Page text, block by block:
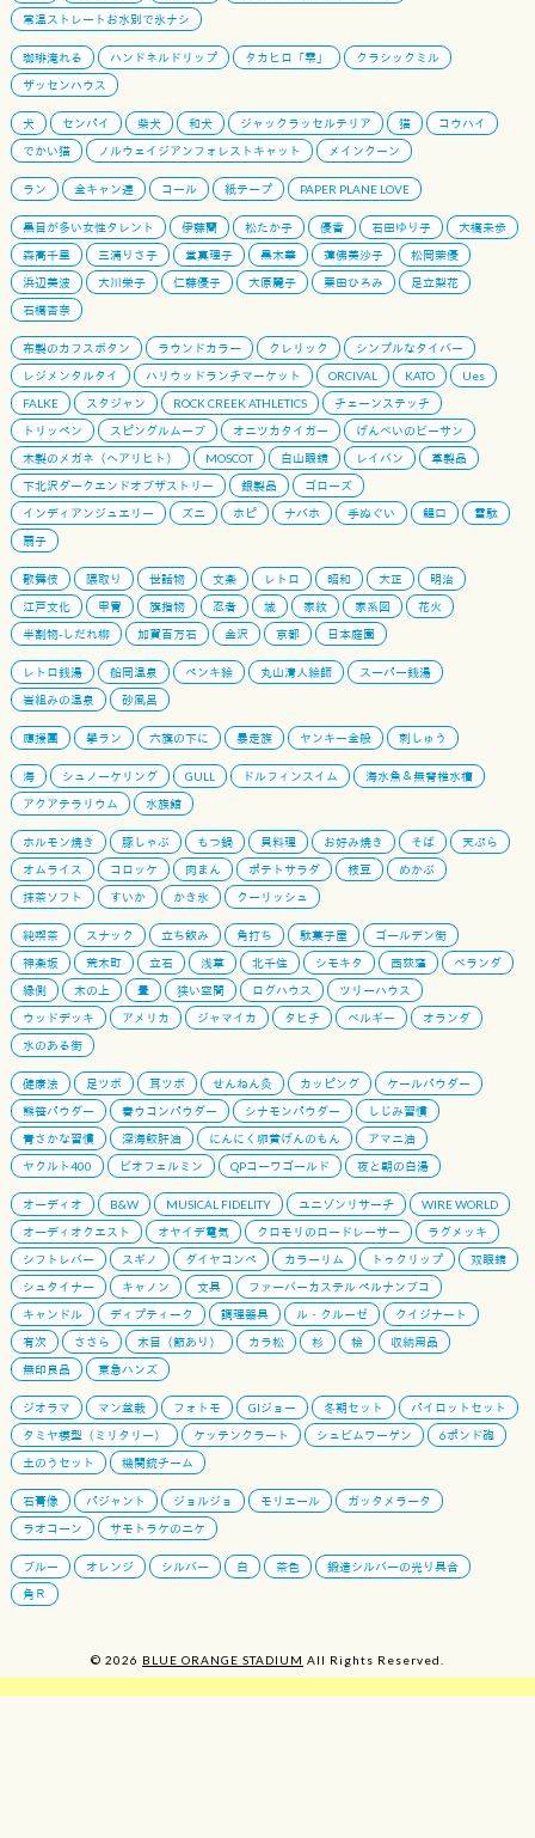
常温ストレートお水別で氷ナシ
珈琲淹れる ハンドネルドリップ タカヒロ「雫」
クラシックミル
ザッセンハウス
犬 センパイ 柴犬 和犬 ジャックラッセルテリア 猫
コウハイ
でかい猫
ノルウェイジアンフォレストキャット メインクーン
ラン 全キャン連 コール 紙テープ PAPER PLANE LOVE
黒目が多い女性タレント 伊藤蘭 松たか子 優香 石田ゆり子
大橋未歩
森高千里
三浦りさ子 堂真理子 黒木華 蓮佛美沙子
松岡茉優
浜辺美波
大川栄子 仁藤優子 大原麗子 栗田ひろみ
足立梨花
石橋杏奈
布製のカフスボタン ラウンドカラー クレリック
シンプルなタイバー
レジメンタルタイ
ハリウッドランチマーケット ORCIVAL KATO
Ues
FALKE
スタジャン ROCK CREEK ATHLETICS
チェーンステッチ
トリッペン
スピングルムーブ オニツカタイガー
げんべいのビーサン
木製のメガネ（ヘアリヒト）
MOSCOT 白山眼鏡 レイバン
革製品
下北沢ダークエンドオブザストリー
銀製品
ゴローズ
インディアンジュエリー
ズニ ホピ ナバホ 手ぬぐい 鯉口
雪駄
扇子
歌舞伎 隈取り 世話物 文楽 レトロ 昭和 大正
明治
江戸文化
甲冑 旗指物 忍者 城 家紋 家系図
花火
半割物-しだれ柳
加賀百万石 金沢 京都 日本庭園
レトロ銭湯 船岡温泉 ペンキ絵 丸山清人絵師
スーパー銭湯
岩組みの温泉
砂風呂
應援團 學ラン 六旗の下に 暴走族 ヤンキー全般 刺しゅう
海 シュノーケリング GULL ドルフィンスイム
海水魚＆無脊椎水槽
アクアテラリウム
水族館
ホルモン焼き 豚しゃぶ もつ鍋 貝料理 お好み焼き そば
天ぷら
オムライス
コロッケ 肉まん ポテトサラダ 枝豆
めかぶ
抹茶ソフト
すいか かき氷 クーリッシュ
純喫茶 スナック 立ち飲み 角打ち 駄菓子屋
ゴールデン街
神楽坂
荒木町 立石 浅草 北千住 シモキタ 西荻窪
ベランダ
縁側
木の上 畳 狭い空間 ログハウス
ツリーハウス
ウッドデッキ
アメリカ ジャマイカ タヒチ ベルギー
オランダ
水のある街
健康法 足ツボ 耳ツボ せんねん灸 カッピング
ケールパウダー
熊笹パウダー
春ウコンパウダー シナモンパウダー
しじみ習慣
青さかな習慣
深海鮫肝油 にんにく卵黄げんのもん
アマニ油
ヤクルト400
ビオフェルミン QPコーワゴールド 夜と朝の白湯
オーディオ B&W MUSICAL FIDELITY ユニゾンリサーチ
WIRE WORLD
オーディオクエスト
オヤイデ電気 クロモリのロードレーサー
ラグメッキ
シフトレバー
スギノ ダイヤコンペ カラーリム トゥクリップ
双眼鏡
シュタイナー
キャノン 文具
ファーバーカステル ペルナンブコ
キャンドル
ディプティーク 調理器具 ル・クルーゼ
クイジナート
有次
ささら 木目（節あり） カラ松 杉 桧
収納用品
無印良品
東急ハンズ
ジオラマ マン盆栽 フォトモ GIジョー 冬期セット
パイロットセット
タミヤ模型（ミリタリー）
ケッテンクラート シュビムワーゲン
6ポンド砲
土のうセット
機関銃チーム
石膏像 パジャント ジョルジョ モリエール
ガッタメラータ
ラオコーン
サモトラケのニケ
ブルー オレンジ シルバー 白 茶色
鍛造シルバーの光り具合
角Ｒ
© 2026 BLUE ORANGE STADIUM All Rights Reserved.